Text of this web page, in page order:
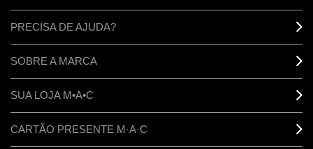
PRECISA DE AJUDA?
SOBRE A MARCA
SUA LOJA M•A•C
CARTÃO PRESENTE M·A·C